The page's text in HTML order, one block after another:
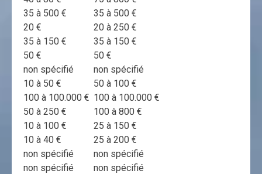
35 à 500 €
35 à 500 €
20 €
20 à 250 €
35 à 150 €
35 à 150 €
50 €
50 €
non spécifié
non spécifié
10 à 50 €
50 à 100 €
100 à 100.000 € 100 à 100.000 €
50 à 250 €
100 à 800 €
10 à 100 €
25 à 150 €
10 à 40 €
25 à 200 €
non spécifié
non spécifié
non spécifié
non spécifié